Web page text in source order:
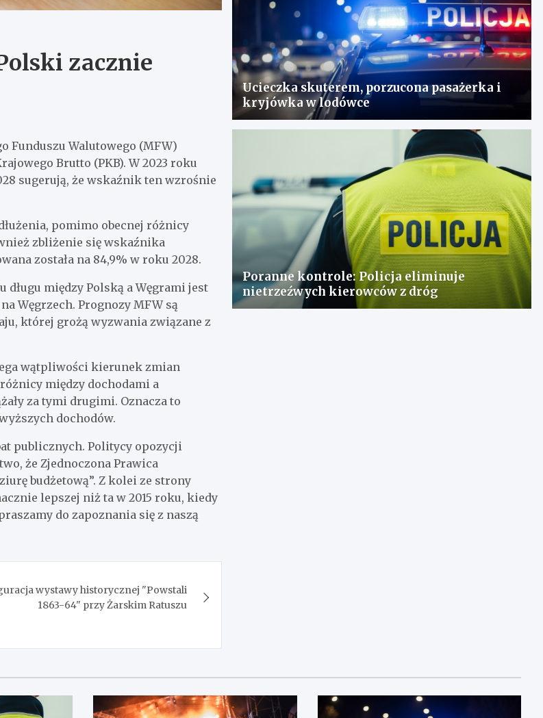
zacznie
Funduszu Walutowego (MFW)
Brutto (PKB). W 2023 roku
sugerują, że wskaźnik ten wzrośnie
pomimo obecnej różnicy
zbliżenie się wskaźnika
została na 84,9% w roku 2028.
między Polską a Węgrami jest
Węgrzech. Prognozy MFW są
której grożą wyzwania związane z
wątpliwości kierunek zmian
między dochodami a
za tymi drugimi. Oznacza to
dochodów.
publicznych. Politycy opozycji
że Zjednoczona Prawica
budżetową”. Z kolei ze strony
lepszej niż ta w 2015 roku, kiedy
do zapoznania się z naszą
wystawy historycznej "Powstali
1863-64" przy Żarskim Ratuszu
Ucieczka skuterem, porzucona pasażerka i
kryjówka w lodówce
Poranne kontrole: Policja eliminuje
nietrzeźwych kierowców z dróg